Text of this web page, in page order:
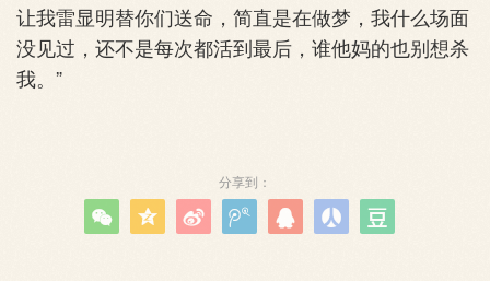
让我雷显明替你们送命，简直是在做梦，我什么场面
没见过，还不是每次都活到最后，谁他妈的也别想杀
我。”
分享到：
      